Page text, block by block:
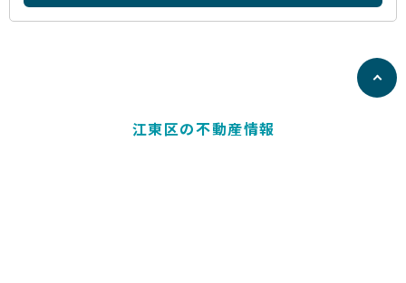
江東区の不動産情報